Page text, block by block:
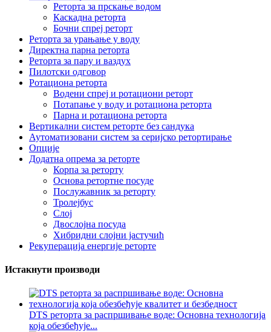
Реторта за прскање водом
Каскадна реторта
Бочни спреј реторт
Реторта за урањање у воду
Директна парна реторта
Реторта за пару и ваздух
Пилотски одговор
Ротациона реторта
Водени спреј и ротациони реторт
Потапање у воду и ротациона реторта
Парна и ротациона реторта
Вертикални систем реторте без сандука
Аутоматизовани систем за серијско ретортирање
Опције
Додатна опрема за реторте
Корпа за реторту
Основа ретортне посуде
Послужавник за реторту
Тролејбус
Слој
Двослојна посуда
Хибридни слојни јастучић
Рекуперација енергије реторте
Истакнути производи
DTS реторта за распршивање воде: Основна технологија
која обезбеђује...